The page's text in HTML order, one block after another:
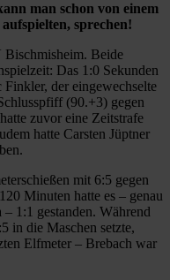
man schon von einem
sprechen!
Bischmisheim. Beide
Das 1:0 Sekunden
der eingewechselte
(90.+3) gegen
zuvor eine Zeitstrafe
hatte Carsten Jüptner
mit 6:5 gegen
Minuten hatte es – genau
1:1 gestanden. Während
in die Maschen setzte,
Elfmeter – Brebach war